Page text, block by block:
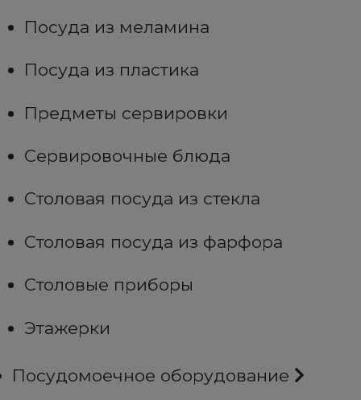
Посуда из меламина
Посуда из пластика
Предметы сервировки
Сервировочные блюда
Столовая посуда из стекла
Столовая посуда из фарфора
Столовые приборы
Этажерки
Посудомоечное оборудование